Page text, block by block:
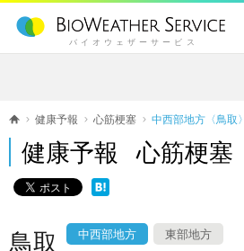
バイオウェザーサービス
健康予報 心筋梗塞 中西部地方〈鳥取〉
健康予報 心筋梗塞
鳥取 中西部地方 東部地方